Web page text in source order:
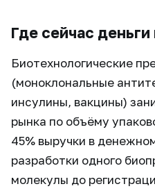
Где сейчас
Биотехнологические
(моноклональные
инсулины, вакцины)
рынка по объёму
45% выручки в
разработки одного
молекулы до